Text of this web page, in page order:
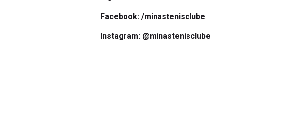
Facebook: /minastenisclube
Instagram: @minastenisclube